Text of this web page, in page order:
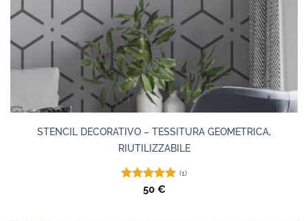
STENCIL DECORATIVO – TESSITURA GEOMETRICA,
RIUTILIZZABILE
Valutato
(1)
50 €